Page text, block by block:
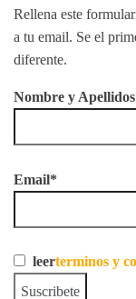
Rellena este
a tu email. Se el
diferente.
Nombre y
Email*
leerterminos y